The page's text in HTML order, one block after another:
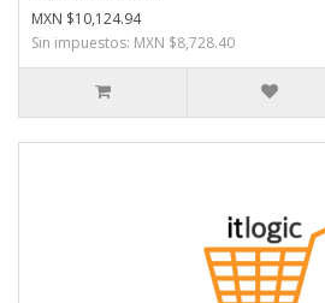
MXN $10,124.94
Sin impuestos: MXN $8,728.40